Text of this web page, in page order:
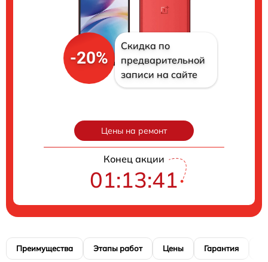
-20%
Скидка по
предварительной
записи на сайте
Цены на ремонт
Конец акции
01:13:40
Преимущества Этапы работ Цены Гарантия